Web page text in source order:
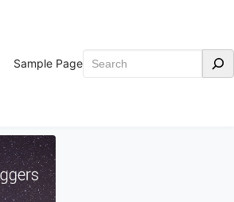
Sample Page Search